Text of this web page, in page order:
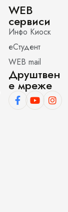
WEB
сервиси
Инфо Киоск
еСтудент
WEB mail
Друштвен
е мреже